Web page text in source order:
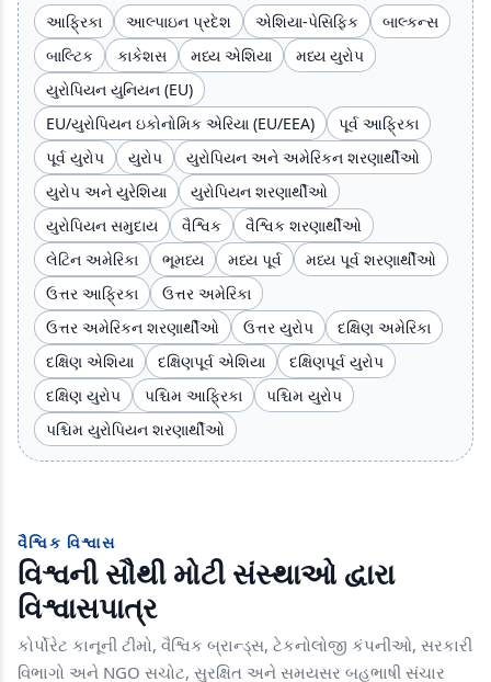
આફ્રિકા
આલ્પાઇન પ્રદેશ એશિયા-પેસિફિક
બાલ્કન્સ
બાલ્ટિક
કાકેશસ મધ્ય એશિયા
મધ્ય યુરોપ
યુરોપિયન યુનિયન (EU)
EU/યુરોપિયન ઇકોનોમિક એરિયા (EU/EEA)
પૂર્વ આફ્રિકા
પૂર્વ યુરોપ
યુરોપ
યુરોપિયન અને અમેરિકન શરણાર્થીઓ
યુરોપ અને યુરેશિયા
યુરોપિયન શરણાર્થીઓ
યુરોપિયન સમુદાય
વૈશ્વિક
વૈશ્વિક શરણાર્થીઓ
લેટિન અમેરિકા
ભૂમધ્ય મધ્ય પૂર્વ
મધ્ય પૂર્વ શરણાર્થીઓ
ઉત્તર આફ્રિકા
ઉત્તર અમેરિકા
ઉત્તર અમેરિકન શરણાર્થીઓ
ઉત્તર યુરોપ
દક્ષિણ અમેરિકા
દક્ષિણ એશિયા
દક્ષિણપૂર્વ એશિયા
દક્ષિણપૂર્વ યુરોપ
દક્ષિણ યુરોપ
પશ્ચિમ આફ્રિકા
પશ્ચિમ યુરોપ
પશ્ચિમ યુરોપિયન શરણાર્થીઓ
વૈશ્વિક વિશ્વાસ
વિશ્વની સૌથી મોટી સંસ્થાઓ દ્વારા
વિશ્વાસપાત્ર
કોર્પોરેટ કાનૂની ટીમો, વૈશ્વિક બ્રાન્ડ્સ, ટેકનોલોજી કંપનીઓ, સરકારી
વિભાગો અને NGO સચોટ, સુરક્ષિત અને સમયસર બહુભાષી સંચાર